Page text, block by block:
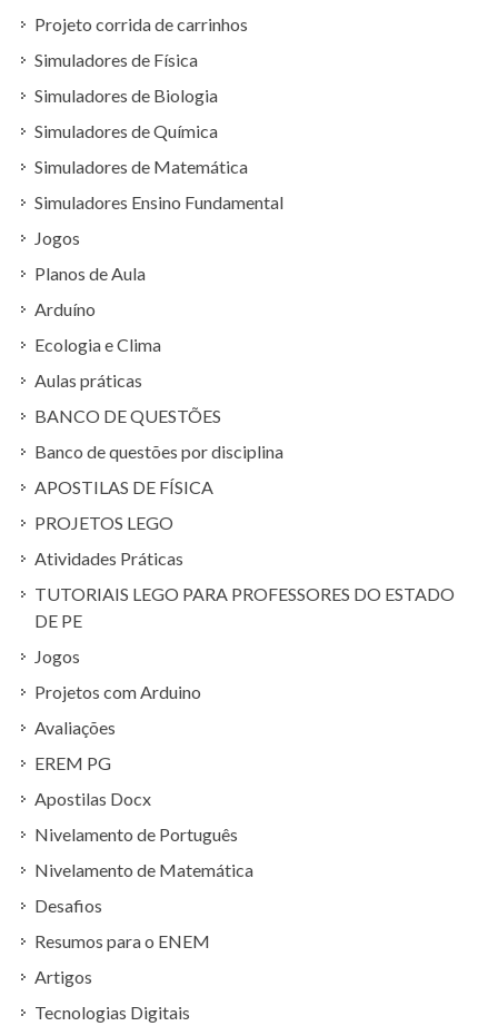
Projeto corrida de carrinhos
Simuladores de Física
Simuladores de Biologia
Simuladores de Química
Simuladores de Matemática
Simuladores Ensino Fundamental
Jogos
Planos de Aula
Arduíno
Ecologia e Clima
Aulas práticas
BANCO DE QUESTÕES
Banco de questões por disciplina
APOSTILAS DE FÍSICA
PROJETOS LEGO
Atividades Práticas
TUTORIAIS LEGO PARA PROFESSORES DO ESTADO
DE PE
Jogos
Projetos com Arduino
Avaliações
EREM PG
Apostilas Docx
Nivelamento de Português
Nivelamento de Matemática
Desafios
Resumos para o ENEM
Artigos
Tecnologias Digitais